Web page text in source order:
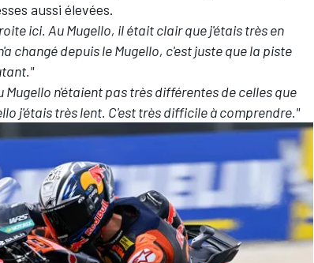
aussi élevées.
ici. Au Mugello, il était clair que j'étais très en
changé depuis le Mugello, c'est juste que la piste
Mugello n'étaient pas très différentes de celles que
j'étais très lent. C'est très difficile à comprendre."